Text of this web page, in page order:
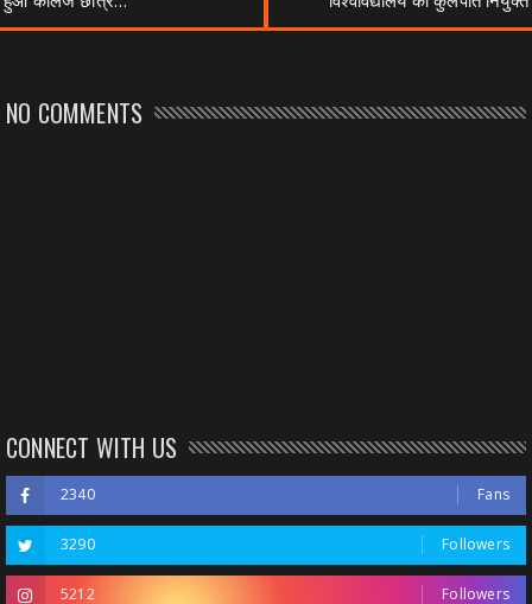
NO COMMENTS
CONNECT WITH US
2340 Fans
3290 Followers
5212 Followers